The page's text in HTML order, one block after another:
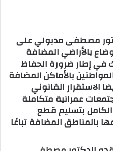
مصطفى مدبولي على
بالأراضي المضافة
في إطار ضرورة الحفاظ
بالأماكن المضافة
الاستقرار القانوني
عمرانية متكاملة
بتسليم قطع
بالمناطق المضافة تباعًا